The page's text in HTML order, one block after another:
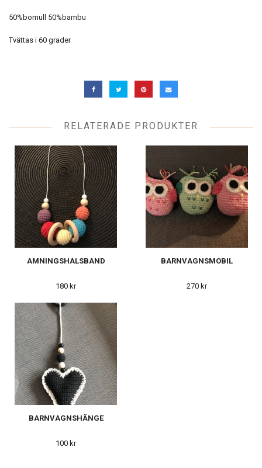
50%bomull 50%bambu
Tvättas i 60 grader
RELATERADE PRODUKTER
AMNINGSHALSBAND
180 kr
BARNVAGNSMOBIL
270 kr
BARNVAGNSHÄNGE
100 kr